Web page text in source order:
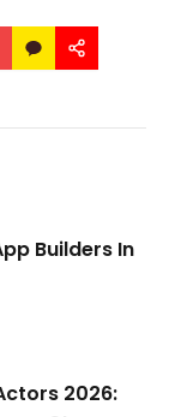
Builders In
2026: